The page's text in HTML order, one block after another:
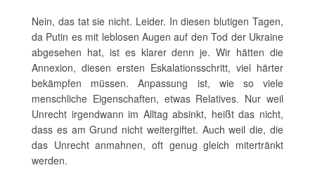
Nein, das tat sie nicht. Leider. In diesen blutigen Tagen,
da Putin es mit leblosen Augen auf den Tod der Ukraine
abgesehen hat, ist es klarer denn je. Wir hätten die
Annexion, diesen ersten Eskalationsschritt, viel härter
bekämpfen müssen. Anpassung ist, wie so viele
menschliche Eigenschaften, etwas Relatives. Nur weil
Unrecht irgendwann im Alltag absinkt, heißt das nicht,
dass es am Grund nicht weitergiftet. Auch weil die, die
das Unrecht anmahnen, oft genug gleich mitertränkt
werden.